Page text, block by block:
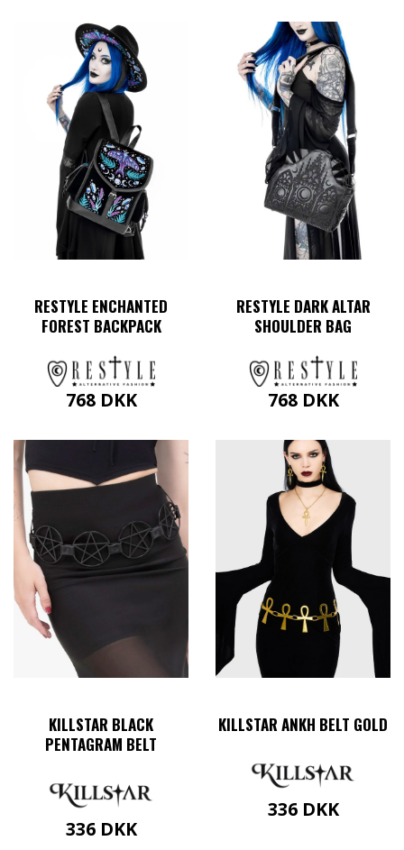
har
flere
varianter.
Mulighederne
kan
vælges
på
varesiden
RESTYLE ENCHANTED
FOREST BACKPACK
768 DKK
RESTYLE DARK ALTAR
SHOULDER BAG
768 DKK
KILLSTAR BLACK
PENTAGRAM BELT
336 DKK
KILLSTAR ANKH BELT GOLD
336 DKK